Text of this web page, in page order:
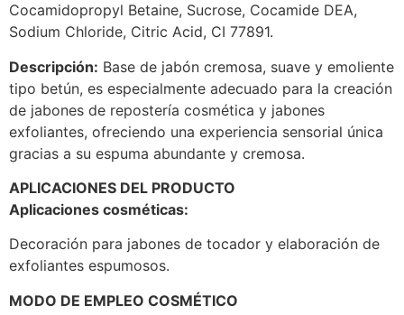
Cocamidopropyl Betaine, Sucrose, Cocamide DEA,
Sodium Chloride, Citric Acid, CI 77891.
Descripción: Base de jabón cremosa, suave y emoliente
tipo betún, es especialmente adecuado para la creación
de jabones de repostería cosmética y jabones
exfoliantes, ofreciendo una experiencia sensorial única
gracias a su espuma abundante y cremosa.
APLICACIONES DEL PRODUCTO
Aplicaciones cosméticas:
Decoración para jabones de tocador y elaboración de
exfoliantes espumosos.
MODO DE EMPLEO COSMÉTICO